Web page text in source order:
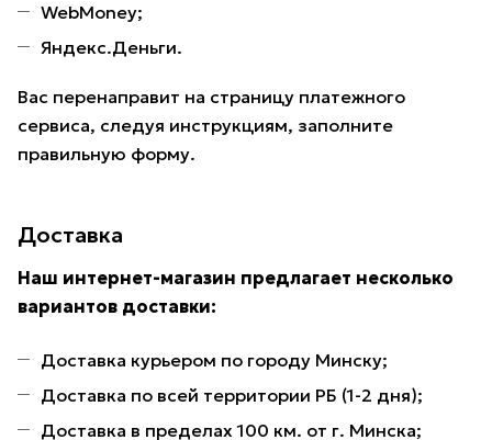
WebMoney;
Яндекс.Деньги.
Вас перенаправит на страницу платежного
сервиса, следуя инструкциям, заполните
правильную форму.
Доставка
Наш интернет-магазин предлагает несколько
вариантов доставки:
Доставка курьером по городу Минску;
Доставка по всей территории РБ (1-2 дня);
Доставка в пределах 100 км. от г. Минска;